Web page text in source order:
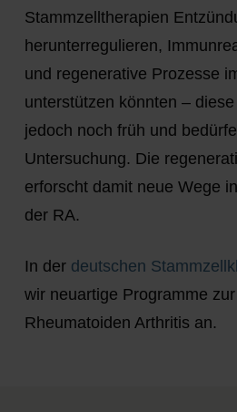
Stammzelltherapien
herunterregulieren,
und regenerative Prozesse
unterstützen könnten –
jedoch noch früh und
Untersuchung. Die
erforscht damit neue Wege
der RA.
In der deutschen
wir neuartige Programme
Rheumatoiden Arthritis an.